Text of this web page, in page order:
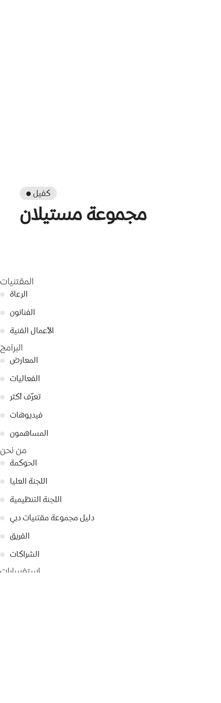
● كفيل
مجموعة مستيلان
المقتنيات
● الرعاة
● الفنانون
● الأعمال الفنية
البرامج
● المعارض
● الفعاليات
●
تعرّف أكثر
● فيديوهات
● المساهمون
من نحن
● الحوكمة
● اللجنة العليا
● اللجنة التنظيمية
● دليل مجموعة مقتنيات دبي
● الفريق
● الشراكات
استفسارات